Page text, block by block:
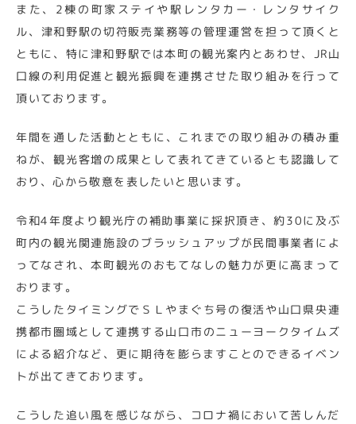
また、2棟の町家ステイや駅レンタカー・レンタサイク
ル、津和野駅の切符販売業務等の管理運営を担って頂くと
ともに、特に津和野駅では本町の観光案内とあわせ、JR山
口線の利用促進と観光振興を連携させた取り組みを行って
頂いております。
年間を通した活動とともに、これまでの取り組みの積み重
ねが、観光客増の成果として表れてきているとも認識して
おり、心から敬意を表したいと思います。
令和4年度より観光庁の補助事業に採択頂き、約30に及ぶ
町内の観光関連施設のブラッシュアップが民間事業者によ
ってなされ、本町観光のおもてなしの魅力が更に高まって
おります。
こうしたタイミングでＳＬやまぐち号の復活や山口県央連
携都市圏域として連携する山口市のニューヨークタイムズ
による紹介など、更に期待を膨らますことのできるイベン
トが出てきております。
こうした追い風を感じながら、コロナ禍において苦しんだ